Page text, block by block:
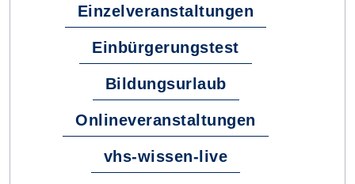
Einzelveranstaltungen
Einbürgerungstest
Bildungsurlaub
Onlineveranstaltungen
vhs-wissen-live